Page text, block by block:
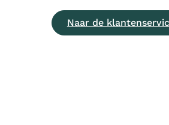
Naar de